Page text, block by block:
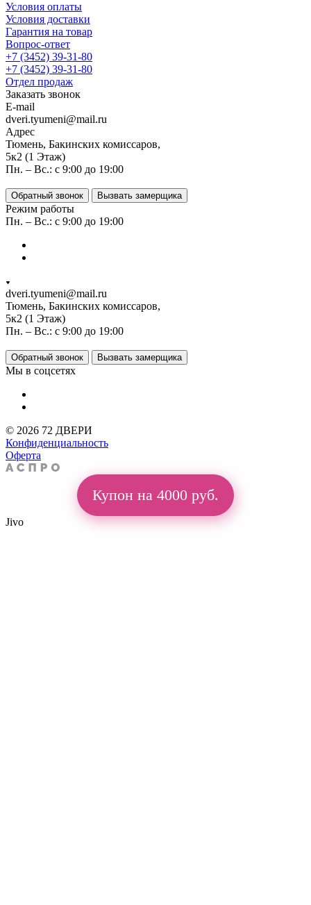
Условия оплаты
Условия доставки
Гарантия на товар
Вопрос-ответ
+7 (3452) 39-31-80
+7 (3452) 39-31-80
Отдел продаж
Заказать звонок
E-mail
dveri.tyumeni@mail.ru
Адрес
Тюмень, Бакинских комиссаров,
5к2 (1 Этаж)
Пн. – Вс.: с 9:00 до 19:00
Обратный звонок Вызвать замерщика
Режим работы
Пн. – Вс.: с 9:00 до 19:00
dveri.tyumeni@mail.ru
Тюмень, Бакинских комиссаров,
5к2 (1 Этаж)
Пн. – Вс.: с 9:00 до 19:00
Обратный звонок Вызвать замерщика
Мы в соцсетях
© 2026 72 ДВЕРИ
Конфиденциальность
Оферта
Купон на 4000 руб.
Jivo